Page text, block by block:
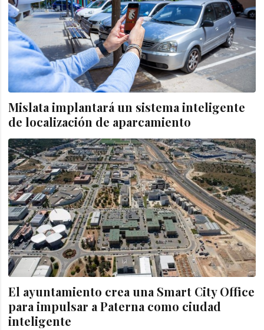
Mislata implantará un sistema inteligente
de localización de aparcamiento
El ayuntamiento crea una Smart City Office
para impulsar a Paterna como ciudad
inteligente